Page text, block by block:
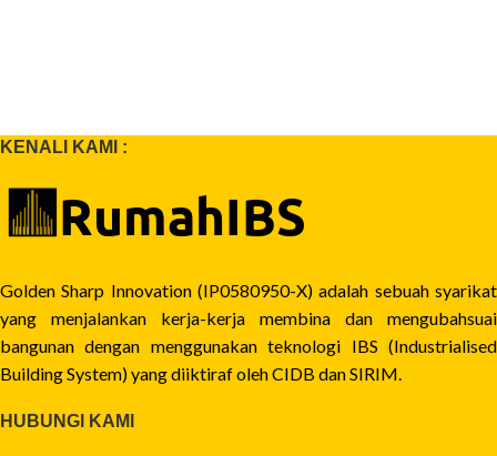
KENALI KAMI :
Golden Sharp Innovation (IP0580950-X) adalah sebuah syarikat
yang menjalankan kerja-kerja membina dan mengubahsuai
bangunan dengan menggunakan teknologi IBS (Industrialised
Building System) yang diiktiraf oleh CIDB dan SIRIM.
HUBUNGI KAMI